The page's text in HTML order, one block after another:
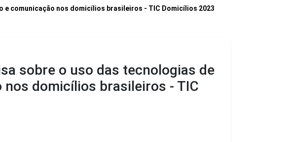
e comunicação nos domicílios brasileiros - TIC Domicílios 2023
sobre o uso das tecnologias de
domicílios brasileiros - TIC